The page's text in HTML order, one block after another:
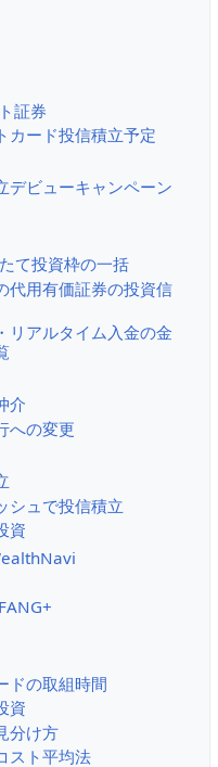
証券
カード投信積立予定
デビューキャンペーン
て投資枠の一括
代用有価証券の投資信
リアルタイム入金の金
介
への変更
シュで投信積立
資
ドの取組時間
資
分け方
スト平均法